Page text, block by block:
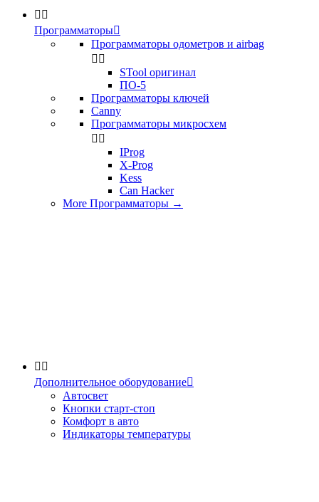
 
Программаторы
Программаторы одометров и airbag
 
STool оригинал
ПО-5
Программаторы ключей
Canny
Программаторы микросхем
 
IProg
X-Prog
Kess
Can Hacker
More Программаторы →
 
Дополнительное оборудование
Автосвет
Кнопки старт-стоп
Комфорт в авто
Индикаторы температуры